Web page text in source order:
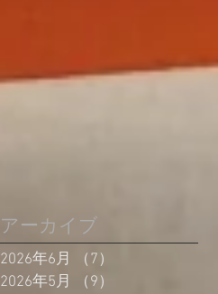
アーカイブ
2026年6月 （7）
2026年5月
（9）